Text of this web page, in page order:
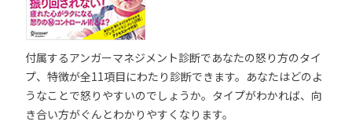
付属するアンガーマネジメント診断であなたの怒り方のタイ
プ、特徴が全11項目にわたり診断できます。あなたはどのよ
うなことで怒りやすいのでしょうか。タイプがわかれば、向
き合い方がぐんとわかりやすくなります。